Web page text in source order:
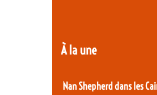
À la une
Nan Shepherd dans les